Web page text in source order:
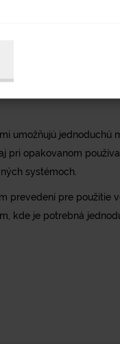
odľahčenej
zachovať
ktorý
kg. Paleta je
umožňujú jednoduchú
pri opakovanom
systémoch.
prevedení pre použitie
kde je potrebná